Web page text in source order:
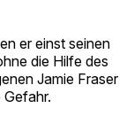
er einst seinen
die Hilfe des
Jamie Fraser